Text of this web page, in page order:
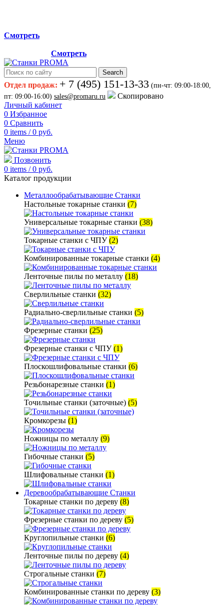
Смотреть
Смотреть
Search
Отдел продаж: + 7 (495) 151-13-33 (пн-чт: 09:00-18:00,
пт: 09:00-16:00) sales@promaru.ru
Скопировано
Личный кабинет
0 Избранное
0 Сравнить
0 items / 0 руб.
Меню
Позвонить
0 items / 0 руб.
Каталог продукции
Металлообрабатывающие Станки
Настольные токарные станки (7)
Универсальные токарные станки (38)
Токарные станки с ЧПУ(2)
Комбинированные токарные станки (4)
Ленточные пилы по металлу (18)
Сверлильные станки (32)
Радиально-сверлильные станки (5)
Фрезерные станки (25)
Фрезерные станки с ЧПУ(1)
Плоскошлифовальные станки (6)
Резьбонарезные станки (1)
Точильные станки (заточные) (5)
Кромкорезы (1)
Ножницы по металлу (9)
Гибочные станки (5)
Шлифовальные станки (1)
Деревообрабатывающие Станки
Токарные станки по дереву (8)
Фрезерные станки по дереву (5)
Круглопильные станки (6)
Ленточные пилы по дереву (4)
Строгальные станки (7)
Комбинированные станки по дереву (3)